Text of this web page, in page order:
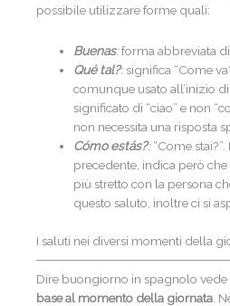
possibile utilizzare forme quali:
Buenas:forma abbreviata di
Qué tal?:significa “Come
comunque usato all’inizio
significato di “ciao” e non
non necessita una risposta
Cómo estás?:“Come
precedente, indica però
più stretto con la persona
questo saluto, inoltre ci si
I saluti nei diversi momenti della
Dire buongiorno in spagnolo
base al momento della giornata .